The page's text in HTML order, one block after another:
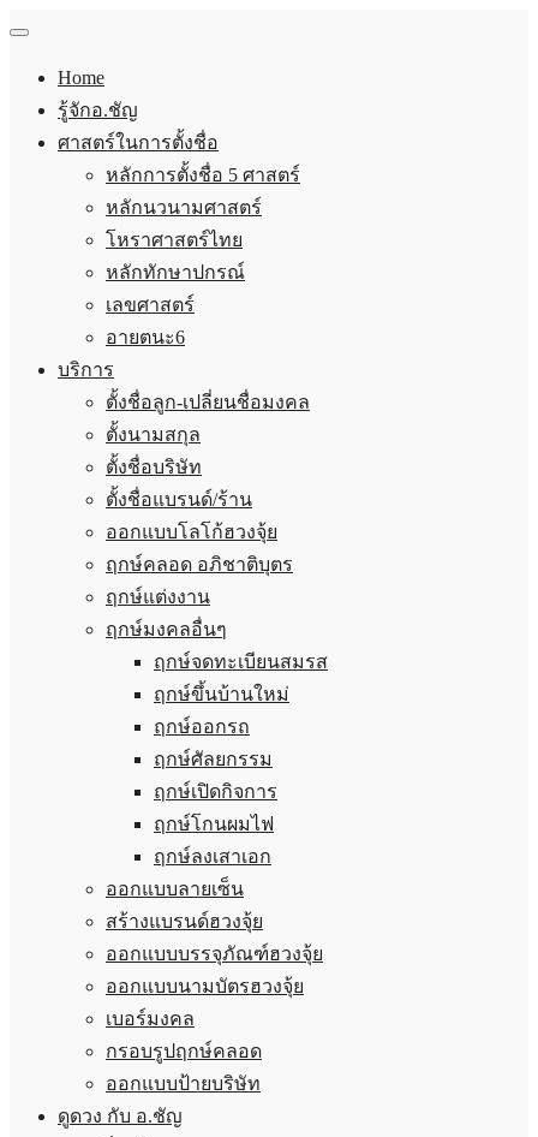
Home
รู้จักอ.ชัญ
ศาสตร์ในการตั้งชื่อ
หลักการตั้งชื่อ 5 ศาสตร์
หลักนวนามศาสตร์
โหราศาสตร์ไทย
หลักทักษาปกรณ์
เลขศาสตร์
อายตนะ6
บริการ
ตั้งชื่อลูก-เปลี่ยนชื่อมงคล
ตั้งนามสกุล
ตั้งชื่อบริษัท
ตั้งชื่อแบรนด์/ร้าน
ออกแบบโลโก้ฮวงจุ้ย
ฤกษ์คลอด อภิชาติบุตร
ฤกษ์แต่งงาน
ฤกษ์มงคลอื่นๆ
ฤกษ์จดทะเบียนสมรส
ฤกษ์ขึ้นบ้านใหม่
ฤกษ์ออกรถ
ฤกษ์ศัลยกรรม
ฤกษ์เปิดกิจการ
ฤกษ์โกนผมไฟ
ฤกษ์ลงเสาเอก
ออกแบบลายเซ็น
สร้างแบรนด์ฮวงจุ้ย
ออกแบบบรรจุภัณฑ์ฮวงจุ้ย
ออกแบบนามบัตรฮวงจุ้ย
เบอร์มงคล
กรอบรูปฤกษ์คลอด
ออกแบบป้ายบริษัท
ดูดวง กับ อ.ชัญ